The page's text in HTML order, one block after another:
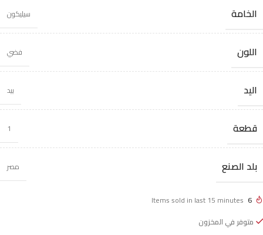
الخامة سيليكون
اللون فضي
اليد بيد
قطعة 1
بلد الصنع مصر
6
Items sold in last 15 minutes
متوفر في المخزون